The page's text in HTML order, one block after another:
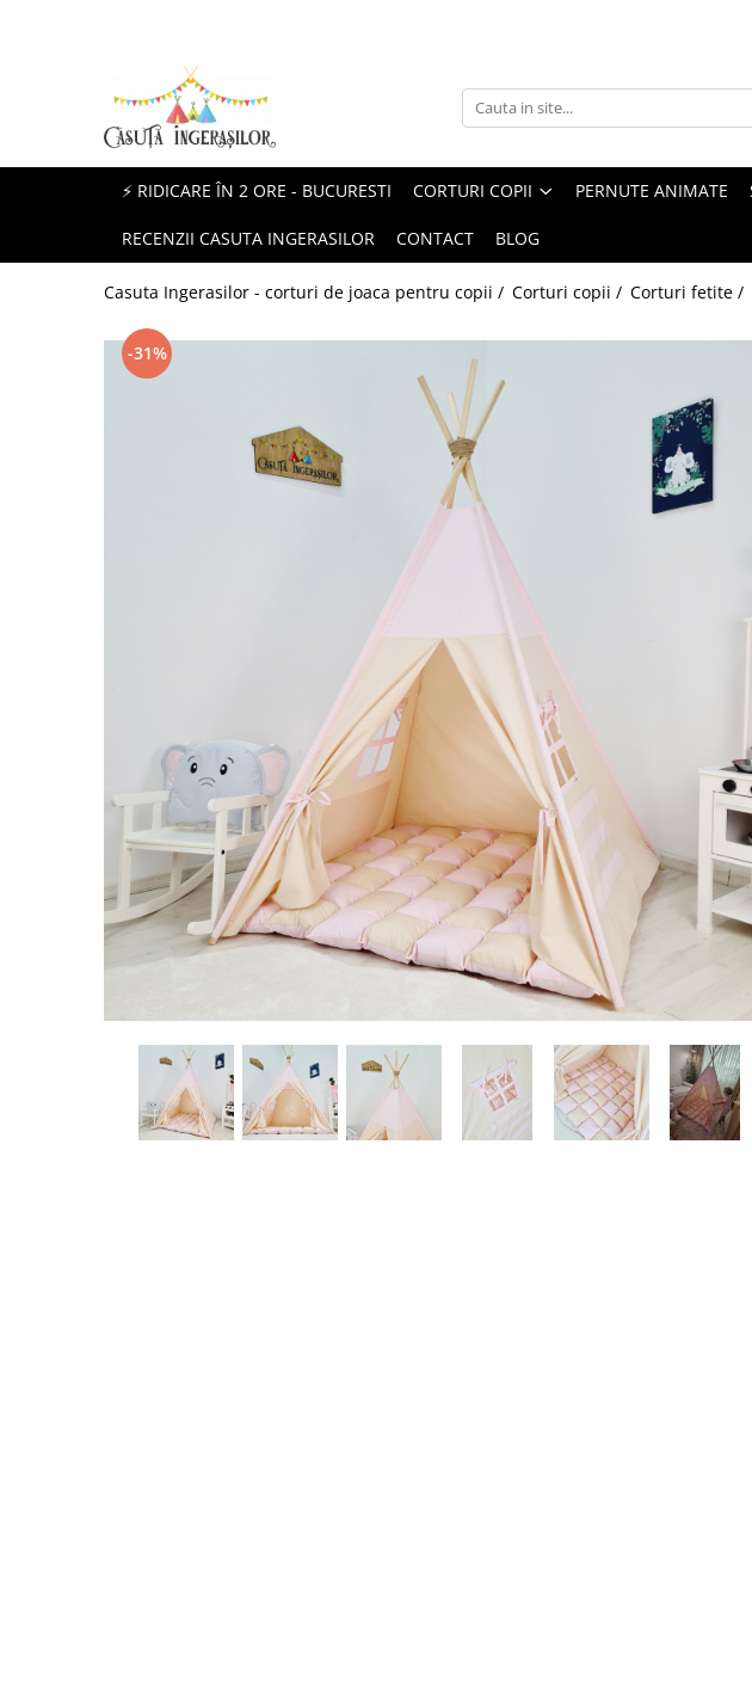
Corturi fetite
Corturi baieti
Corturi unisex
Produse Mami&Bebe
Perne gravida
Perne pentru alaptat
Paturici si Museline
Protectii patut impletite
⚡ RIDICARE ÎN 2 ORE - BUCURESTI CORTURI COPII PERNUTE ANIMATE
RECENZII CASUTA INGERASILOR CONTACT BLOG
Casuta Ingerasilor - corturi de joaca pentru copii / Corturi copii / Corturi fetite /
-31%